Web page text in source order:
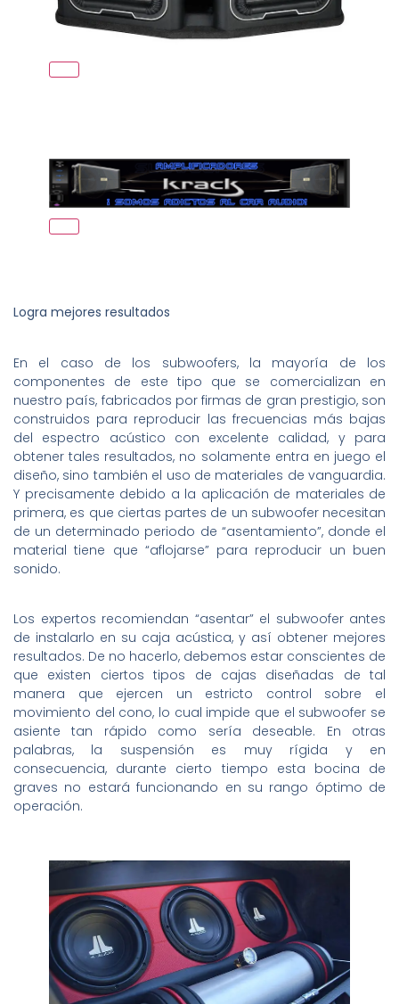
Logra mejores resultados
En el caso de los subwoofers, la mayoría de los
componentes de este tipo que se comercializan en
nuestro país, fabricados por firmas de gran prestigio, son
construidos para reproducir las frecuencias más bajas
del espectro acústico con excelente calidad, y para
obtener tales resultados, no solamente entra en juego el
diseño, sino también el uso de materiales de vanguardia.
Y precisamente debido a la aplicación de materiales de
primera, es que ciertas partes de un subwoofer necesitan
de un determinado periodo de “asentamiento”, donde el
material tiene que “aflojarse” para reproducir un buen
sonido.
Los expertos recomiendan “asentar” el subwoofer antes
de instalarlo en su caja acústica, y así obtener mejores
resultados. De no hacerlo, debemos estar conscientes de
que existen ciertos tipos de cajas diseñadas de tal
manera que ejercen un estricto control sobre el
movimiento del cono, lo cual impide que el subwoofer se
asiente tan rápido como sería deseable. En otras
palabras, la suspensión es muy rígida y en
consecuencia, durante cierto tiempo esta bocina de
graves no estará funcionando en su rango óptimo de
operación.